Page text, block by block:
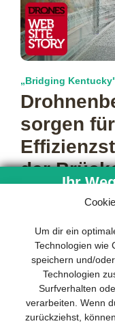
Um dir ein
Technologien wie
speichern und/
Technologien
Surfverhalten
verarbeiten. Wenn
zurückziehst,
„Bridging
sorgen
der
„Sondervermögens“
mehr…
Ihr